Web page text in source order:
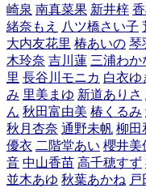
崎泉 南真菜果 新井梓
緒奈もえ
八ツ橋さい子
大内友花里 椿あいの 琴
木玲奈 吉川蓮 三浦わか
里 長谷川モニカ 白衣ゆ
み 里美まゆ 新道ありさ
ん 秋田富由美 椿くるみ
秋月杏奈 通野未帆 柳田
優衣 二階堂あい 櫻井美
音 中山香苗 高千穂すず
並木あゆ 秋葉あかね 戸